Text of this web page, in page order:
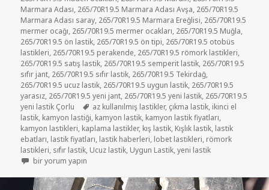
Marmara Adası, 265/70R19.5 Marmara Adası Avşa, 265/70R19.5
Marmara Adası saray, 265/70R19.5 Marmara Ereğlisi, 265/70R19.5
mermer ocağı, 265/70R19.5 mermer ocakları, 265/70R19.5 Muğla,
265/70R19.5 ön lastik, 265/70R19.5 ön tipi, 265/70R19.5 otobüs
lastikleri, 265/70R19.5 perakende, 265/70R19.5 römork lastikleri,
265/70R19.5 satış lastik, 265/70R19.5 semperit lastik, 265/70R19.5
sıfır jant, 265/70R19.5 sıfır lastik, 265/70R19.5 Tekirdağ,
265/70R19.5 ucuz lastik, 265/70R19.5 uygun lastik, 265/70R19.5
yarasız, 265/70R19.5 yeni jant, 265/70R19.5 yeni lastik, 265/70R19.5
yeni lastik Çorlu
Etiketler
az kullanılmış lastikler, çıkma lastik, ikinci el
lastik, kamyon lastiği, kamyon lastik, kamyon lastik fiyatları,
kamyon lastikleri, kaplama lastikler, kış lastik, Kışlık lastik, lastik
ebatları, lastik fiyatları, lastik haberleri, lobet lastikleri, römork
lastikleri, sıfır lastik, Ucuz lastik, Uygun Lastik,yeni lastik
LOBET LASTİK 265/70R19.5 ÇIKMA LASTİK için
bir yorum yapın